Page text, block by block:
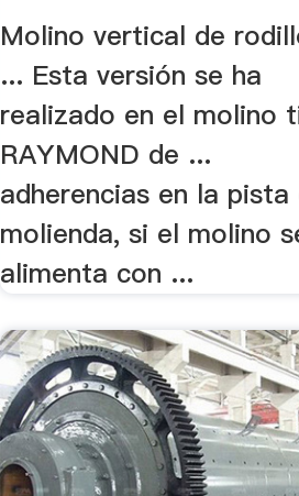
Molino vertical de
... Esta versión se ha
realizado en el molino
RAYMOND de ...
adherencias en la pista
molienda, si el molino
alimenta con ...